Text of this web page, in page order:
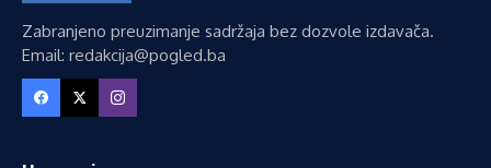
Zabranjeno preuzimanje sadržaja bez dozvole izdavača.
Email: redakcija@pogled.ba